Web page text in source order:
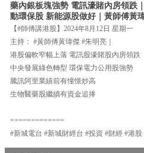
藥內銀板塊強勢 電訊濠賭內房領跌
動環保股 新能源股做好｜黃師傅黃
【#師傅講港股】2024年8月12日 星期一
主持： #黃師傅黃瑋傑 #朱明亮｜
港股偏軟窄幅上落 電訊股濠賭股內房領跌
中央發展綠色轉型 環保電力公用股強勢
騰訊阿里業績前有憧憬炒高
生物醫藥股繼續有資金追捧
=============
#新城電台 #新城財經台 #投資 #財經 #港股